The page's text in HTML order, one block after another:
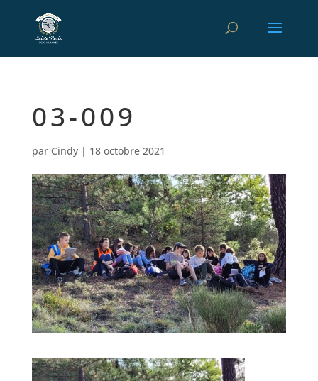
03-009
par Cindy| 18 octobre 2021